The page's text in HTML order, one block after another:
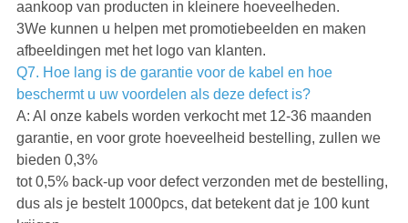
aankoop van producten in kleinere hoeveelheden.
3We kunnen u helpen met promotiebeelden en maken
afbeeldingen met het logo van klanten.
Q7. Hoe lang is de garantie voor de kabel en hoe
beschermt u uw voordelen als deze defect is?
A: Al onze kabels worden verkocht met 12-36 maanden
garantie, en voor grote hoeveelheid bestelling, zullen we
bieden 0,3%
tot 0,5% back-up voor defect verzonden met de bestelling,
dus als je bestelt 1000pcs, dat betekent dat je 100 kunt